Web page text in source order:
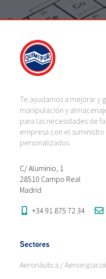
Te ayudamos a mejorar y
manipulación y
para las necesidades de
empresa con el
personalizados.
C/ Aluminio, 1
28510 Campo Real
Madrid
+34 91 875 72 34
Sectores
Aeronáutica / Aeroespacial